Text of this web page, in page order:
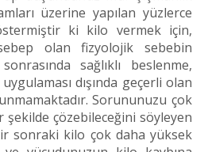
üzerine yapılan yüzlerce
ki kilo vermek için,
olan fizyolojik sebebin
sağlıklı beslenme,
dışında geçerli olan
Sorununuzu çok
şekilde çözebileceğini söyleyen
sonraki kilo çok daha yüksek